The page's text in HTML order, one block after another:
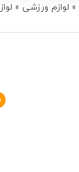
» لوازم ورزشی »